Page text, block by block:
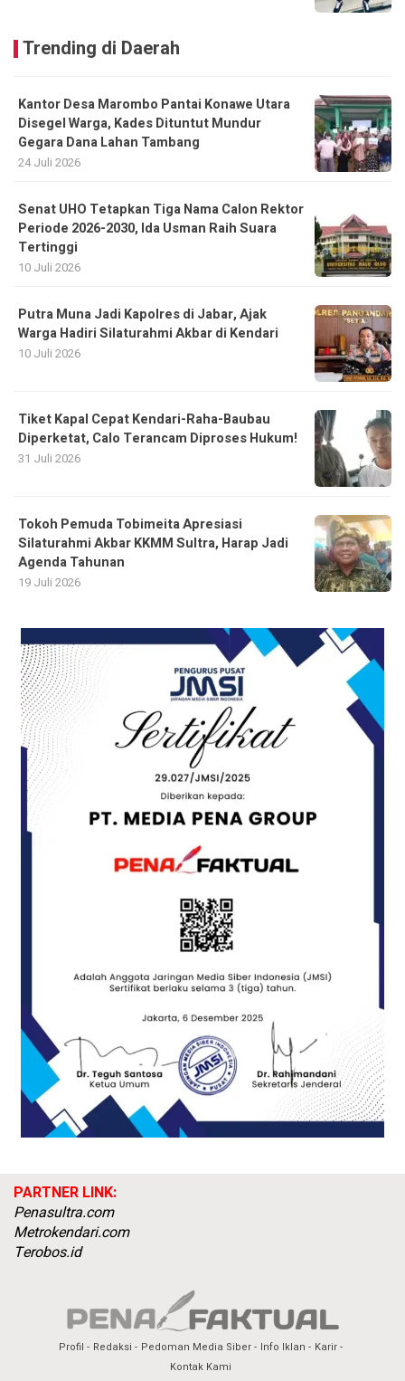
Trending di Daerah
Kantor Desa Marombo Pantai Konawe Utara
Disegel Warga, Kades Dituntut Mundur
Gegara Dana Lahan Tambang
24 Juli 2026
Senat UHO Tetapkan Tiga Nama Calon Rektor
Periode 2026-2030, Ida Usman Raih Suara
Tertinggi
10 Juli 2026
Putra Muna Jadi Kapolres di Jabar, Ajak
Warga Hadiri Silaturahmi Akbar di Kendari
10 Juli 2026
Tiket Kapal Cepat Kendari-Raha-Baubau
Diperketat, Calo Terancam Diproses Hukum!
31 Juli 2026
Tokoh Pemuda Tobimeita Apresiasi
Silaturahmi Akbar KKMM Sultra, Harap Jadi
Agenda Tahunan
19 Juli 2026
PARTNER LINK:
Penasultra.com
Metrokendari.com
Terobos.id
Profil Redaksi Pedoman Media Siber Info Iklan
Karir
Kontak Kami